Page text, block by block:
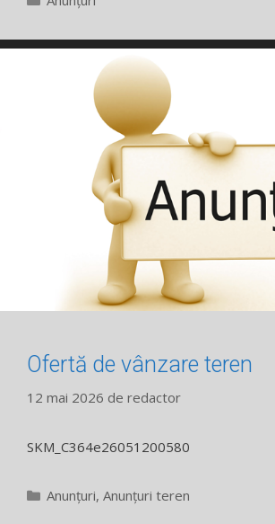
Ofertă de vânzare teren
12 mai 2026 de redactor
SKM_C364e26051200580
Categorii
Anunțuri, Anunțuri teren